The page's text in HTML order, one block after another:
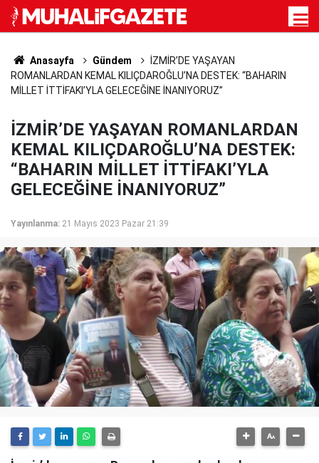
Anasayfa Gündem
İZMİR’DE YAŞAYAN
ROMANLARDAN KEMAL KILIÇDAROĞLU’NA DESTEK: “BAHARIN
MİLLET İTTİFAKI’YLA GELECEĞİNE İNANIYORUZ”
İZMİR’DE YAŞAYAN ROMANLARDAN
KEMAL KILIÇDAROĞLU’NA DESTEK:
“BAHARIN MİLLET İTTİFAKI’YLA
GELECEĞİNE İNANIYORUZ”
Yayınlanma: 21 Mayıs 2023 Pazar 21:39